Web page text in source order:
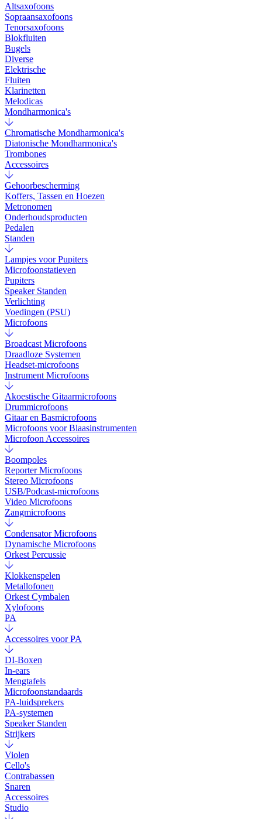
Altsaxofoons
Sopraansaxofoons
Tenorsaxofoons
Blokfluiten
Bugels
Diverse
Elektrische
Fluiten
Klarinetten
Melodicas
Mondharmonica's
Chromatische Mondharmonica's
Diatonische Mondharmonica's
Trombones
Accessoires
Gehoorbescherming
Koffers, Tassen en Hoezen
Metronomen
Onderhoudsproducten
Pedalen
Standen
Lampjes voor Pupiters
Microfoonstatieven
Pupiters
Speaker Standen
Verlichting
Voedingen (PSU)
Microfoons
Broadcast Microfoons
Draadloze Systemen
Headset-microfoons
Instrument Microfoons
Akoestische Gitaarmicrofoons
Drummicrofoons
Gitaar en Basmicrofoons
Microfoons voor Blaasinstrumenten
Microfoon Accessoires
Boompoles
Reporter Microfoons
Stereo Microfoons
USB/Podcast-microfoons
Video Microfoons
Zangmicrofoons
Condensator Microfoons
Dynamische Microfoons
Orkest Percussie
Klokkenspelen
Metallofonen
Orkest Cymbalen
Xylofoons
PA
Accessoires voor PA
DI-Boxen
In-ears
Mengtafels
Microfoonstandaards
PA-luidsprekers
PA-systemen
Speaker Standen
Strijkers
Violen
Cello's
Contrabassen
Snaren
Accessoires
Studio